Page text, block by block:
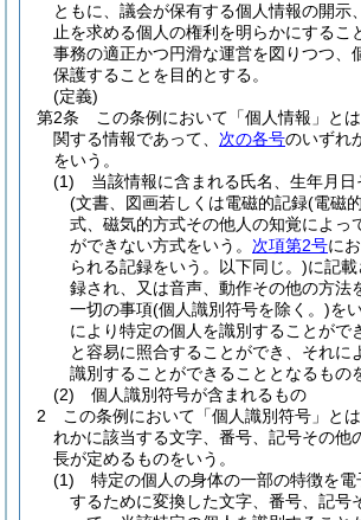
ともに、議会が保有する個人情報の開示
止を求める個人の権利を明らかにするこ
事務の適正かつ円滑な運営を図りつつ、
保護することを目的とする。
(定義)
第2条
この条例において「個人情報」と
関する情報であって、 次の各号のいずれ
をいう。
(1)
当該情報に含まれる氏名、生年月
(文書、図画若しくは電磁的記録(電磁
式、磁気的方式その他人の知覚によっ
ができない方式をいう。 次項第2号に
られる記録をいう。以下同じ。)に記
録され、又は音声、動作その他の方法
一切の事項(個人識別符号を除く。)を
により特定の個人を識別することがで
と容易に照合することができ、それに
識別することができることとなるもの
(2)
個人識別符号が含まれるもの
2
この条例において「個人識別符号」とは
れかに該当する文字、番号、記号その他
長が定めるものをいう。
(1)
特定の個人の身体の一部の特徴を
するために変換した文字、番号、記号